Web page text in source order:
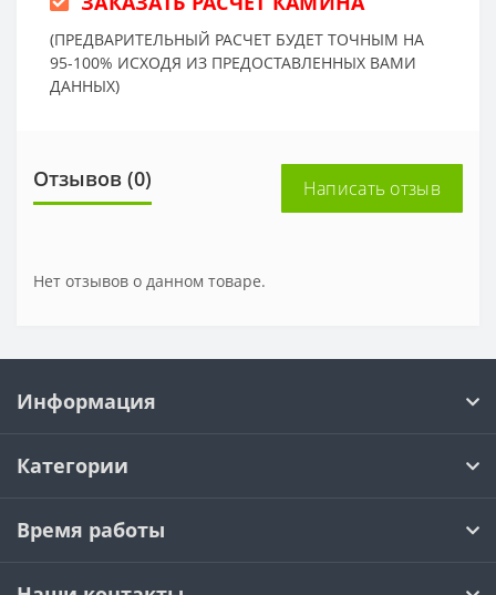
(ПРЕДВАРИТЕЛЬНЫЙ РАСЧЕТ БУДЕТ ТОЧНЫМ НА
95-100% ИСХОДЯ ИЗ ПРЕДОСТАВЛЕННЫХ ВАМИ
ДАННЫХ)
Отзывов (0) Написать отзыв
Нет отзывов о данном товаре.
Информация
Категории
Время работы